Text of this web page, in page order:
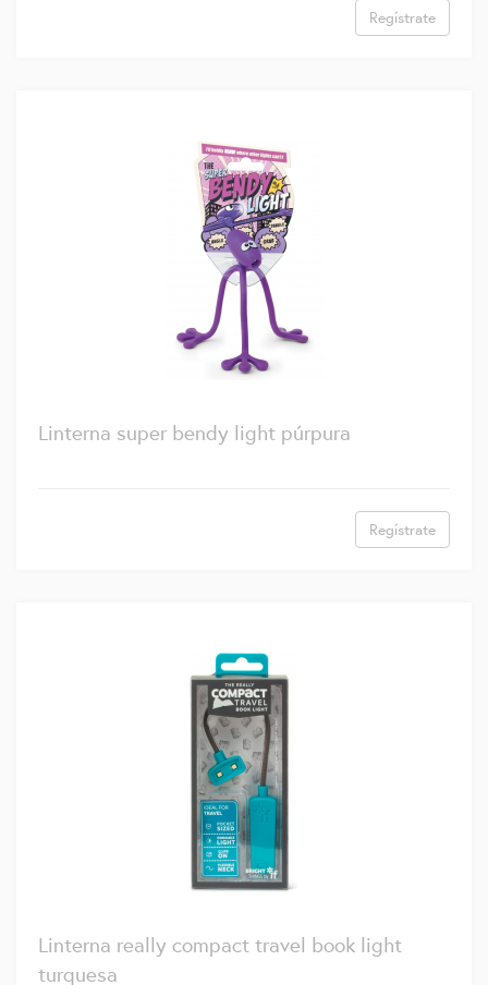
Regístrate
Linterna super bendy light púrpura
Regístrate
Linterna really compact travel book light
turquesa